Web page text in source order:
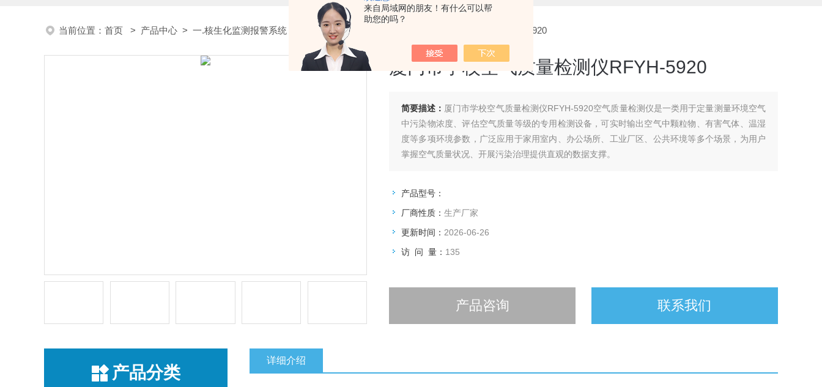
来自局域网的朋友！有什么可以帮
助您的吗？
当前位置： 首页 > 产品中心 > 一.核生化监测报警系统 1.空气质量检测仪 > 厦门市学校空气质量检测仪RFYH-5920
厦门市学校空气质量检测仪RFYH-5920
简要描述： 厦门市学校空气质量检测仪RFYH-5920空气质量检测仪是一类用于定量测量环境空气
中污染物浓度、评估空气质量等级的专用检测设备，可实时输出空气中颗粒物、有害气体、温湿
度等多项环境参数，广泛应用于家用室内、办公场所、工业厂区、公共环境等多个场景，为用户
掌握空气质量状况、开展污染治理提供直观的数据支撑。
产品型号：
厂商性质： 生产厂家
更新时间： 2026-06-26
访 问 量： 135
产品咨询 联系我们
产品分类
详细介绍